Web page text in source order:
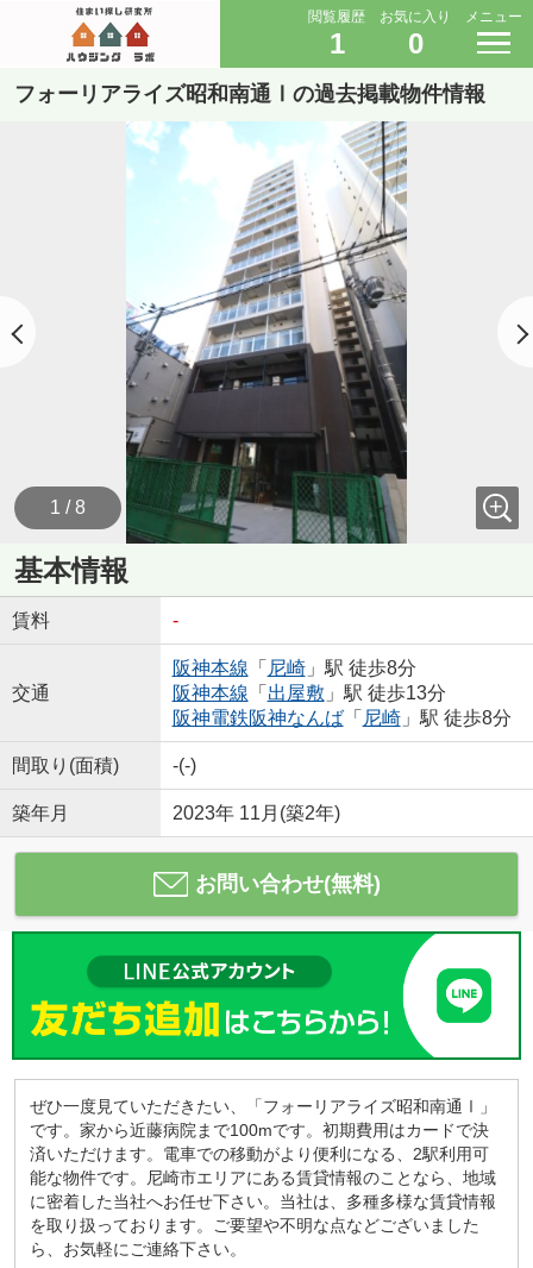
閲覧履歴
1
お気に入り
0
メニュー
フォーリアライズ昭和南通Ⅰの過去掲載物件情報
1 / 8
基本情報
賃料 -
交通
阪神本線 「 尼崎」駅 徒歩8分
阪神本線 「 出屋敷 」駅 徒歩13分
阪神電鉄阪神なんば「 尼崎」駅 徒歩8分
間取り(面積) -(-)
築年月 2023年 11月(築2年)
お問い合わせ(無料)
ぜひ一度見ていただきたい、「フォーリアライズ昭和南通Ⅰ」
です。家から近藤病院まで100mです。初期費用はカードで決
済いただけます。電車での移動がより便利になる、2駅利用可
能な物件です。尼崎市エリアにある賃貸情報のことなら、地域
に密着した当社へお任せ下さい。当社は、多種多様な賃貸情報
を取り扱っております。ご要望や不明な点などございました
ら、お気軽にご連絡下さい。